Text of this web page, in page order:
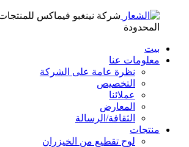
شركة نينغبو فيماكس للمنتجات
المحدودة
بيت
معلومات عنا
نظرة عامة على الشركة
التخصيص
عملائنا
المعارض
الثقافة/الرسالة
منتجات
لوح تقطيع من الخيزران